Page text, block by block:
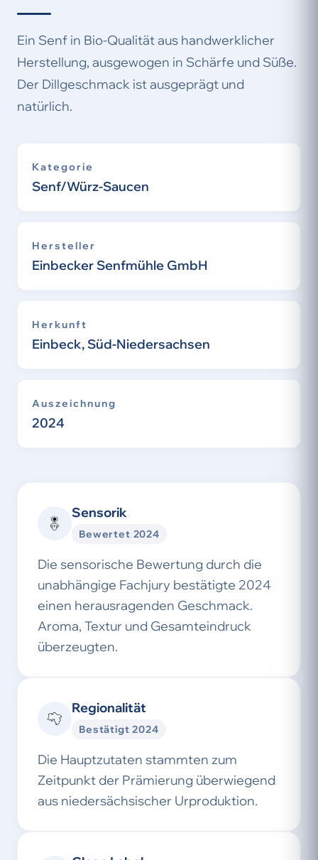
Ein Senf in Bio-Qualität aus handwerklicher
Herstellung, ausgewogen in Schärfe und Süße.
Der Dillgeschmack ist ausgeprägt und
natürlich.
Kategorie
Senf/Würz-Saucen
Hersteller
Einbecker Senfmühle GmbH
Herkunft
Einbeck, Süd-Niedersachsen
Auszeichnung
2024
Sensorik
Bewertet 2024
Die sensorische Bewertung durch die
unabhängige Fachjury bestätigte 2024
einen herausragenden Geschmack.
Aroma, Textur und Gesamteindruck
überzeugten.
Regionalität
Bestätigt 2024
Die Hauptzutaten stammten zum
Zeitpunkt der Prämierung überwiegend
aus niedersächsischer Urproduktion.